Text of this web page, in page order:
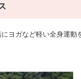
ヨガなど軽い全身運動